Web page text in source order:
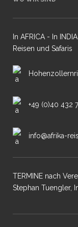
In AFRICA - In INDIA
Reisen und Safaris
+49 (0)40 432
info@afrika-
TERMINE nach
Stephan Tuengler,